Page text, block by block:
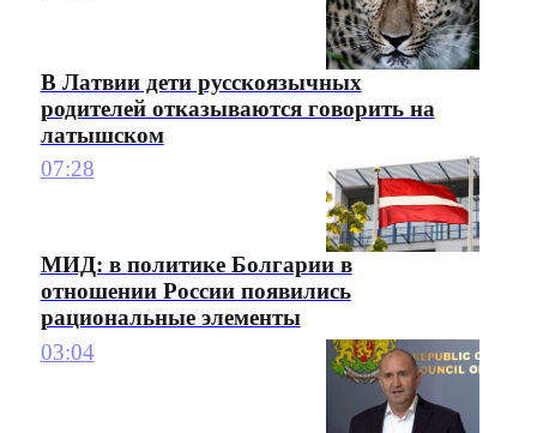
В Латвии дети русскоязычных
родителей отказываются говорить на
латышском
07:28
МИД: в политике Болгарии в
отношении России появились
рациональные элементы
03:04